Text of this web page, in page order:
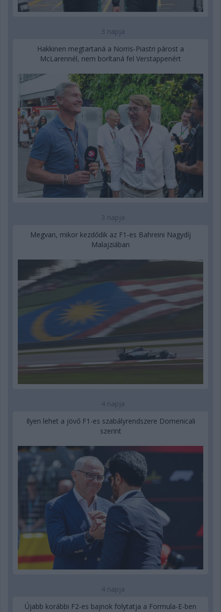
3 napja
Hakkinen megtartaná a Norris-Piastri párost a
McLarennél, nem borítaná fel Verstappenért
3 napja
Megvan, mikor kezdődik az F1-es Bahreini Nagydíj
Malajziában
4 napja
Ilyen lehet a jövő F1-es szabályrendszere Domenicali
szerint
4 napja
Újabb korábbi F2-es bajnok folytatja a Formula-E-ben